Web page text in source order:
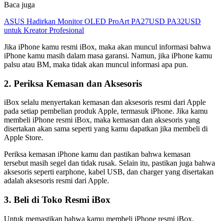
Baca juga
ASUS Hadirkan Monitor OLED ProArt PA27USD PA32USD
untuk Kreator Profesional
Jika iPhone kamu resmi iBox, maka akan muncul informasi bahwa
iPhone kamu masih dalam masa garansi. Namun, jika iPhone kamu
palsu atau BM, maka tidak akan muncul informasi apa pun.
2. Periksa Kemasan dan Aksesoris
iBox selalu menyertakan kemasan dan aksesoris resmi dari Apple
pada setiap pembelian produk Apple, termasuk iPhone. Jika kamu
membeli iPhone resmi iBox, maka kemasan dan aksesoris yang
disertakan akan sama seperti yang kamu dapatkan jika membeli di
Apple Store.
Periksa kemasan iPhone kamu dan pastikan bahwa kemasan
tersebut masih segel dan tidak rusak. Selain itu, pastikan juga bahwa
aksesoris seperti earphone, kabel USB, dan charger yang disertakan
adalah aksesoris resmi dari Apple.
3. Beli di Toko Resmi iBox
Untuk memastikan bahwa kamu membeli iPhone resmi iBox,